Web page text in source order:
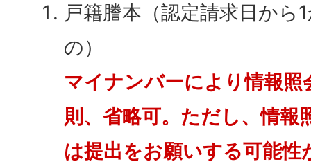
戸籍謄本（認定請求日から
の）
マイナンバーにより情報
則、省略可。ただし、情報
は提出をお願いする可能性